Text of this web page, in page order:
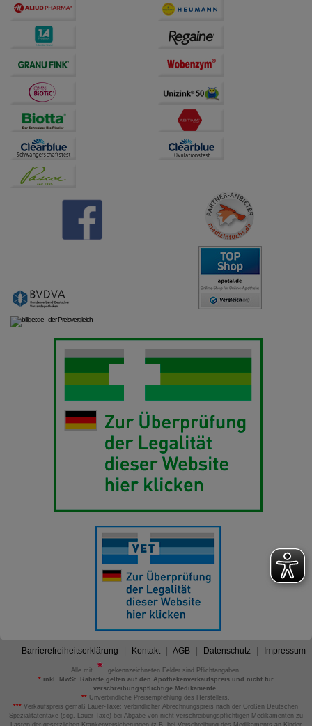
auf unserer Website aber auch die Werbung auf
Drittseiten möglichst relevant für Sie zu gestalten.
Bitte beachten Sie, dass Daten hierfür teilweise an
Dritte wie z.B. Google oder soziale Medien
Barrierefreiheitserklärung Kontakt AGB Datenschutz Impressum
Alle mit
gekennzeichneten Felder sind Pflichtangaben.
*inkl. MwSt. Rabatte gelten auf den Apothekenverkaufspreis und nicht für
verschreibungspflichtige Medikamente.
** Unverbindliche Preisempfehlung des Herstellers.
*** Verkaufspreis gemäß Lauer-Taxe; verbindlicher Abrechnungspreis nach der Großen Deutschen
Spezialitätentaxe (sog. Lauer-Taxe) bei Abgabe von nicht verschreibungspflichtigen Medikamenten zu
Lasten der gesetzlichen Krankenversicherungen (z.B. bei Verschreibung des Medikaments an Kinder